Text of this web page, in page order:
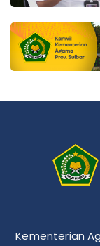
Kementerian